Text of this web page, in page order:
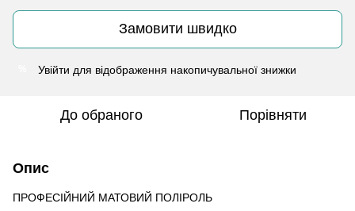
Замовити швидко
Увійти для відображення накопичувальної знижки
До обраного Порівняти
Опис
ПРОФЕСІЙНИЙ МАТОВИЙ ПОЛІРОЛЬ